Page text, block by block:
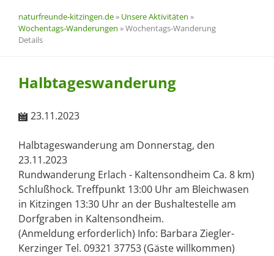
naturfreunde-kitzingen.de» Unsere Aktivitäten »
Wochentags-Wanderungen »Wochentags-Wanderung
Details
Halbtageswanderung
23.11.2023
Halbtageswanderung am Donnerstag, den
23.11.2023
Rundwanderung Erlach - Kaltensondheim Ca. 8 km)
Schlußhock. Treffpunkt 13:00 Uhr am Bleichwasen
in Kitzingen 13:30 Uhr an der Bushaltestelle am
Dorfgraben in Kaltensondheim.
(Anmeldung erforderlich) Info: Barbara Ziegler-
Kerzinger Tel. 09321 37753 (Gäste willkommen)